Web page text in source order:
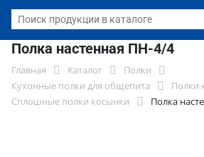
Полка настенная ПН-4/4
Главная Каталог
Полки
Кухонные полки для общепита
Полки
Сплошные полки косынки
Полка